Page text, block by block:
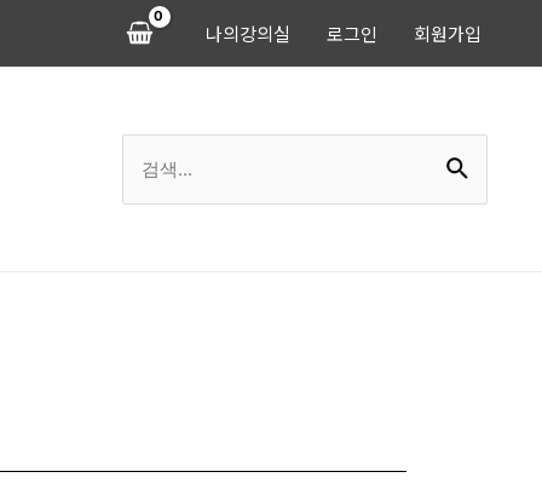
나의강의실 로그인 회원가입